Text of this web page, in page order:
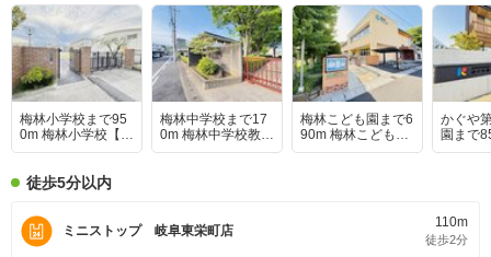
梅林小学校まで95
0m 梅林小学校【梅
林小学校】
梅林中学校まで17
0m 梅林中学校教育
目標：志をもっ
ランティア活動や
防災訓練にも取り
梅林こども園まで6
90m 梅林こども園
【梅林こども園】
かぐや
園まで
や第一
徒歩5分以内
ミニストップ 岐阜東栄町店
110m
徒歩2分